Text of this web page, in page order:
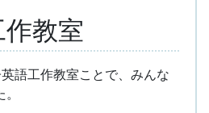
教室
語工作教室ことで、みんな